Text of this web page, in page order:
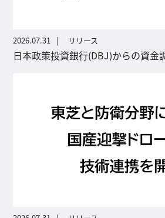
2026.07.31 リリース
日本政策投資銀行(DBJ)からの資金